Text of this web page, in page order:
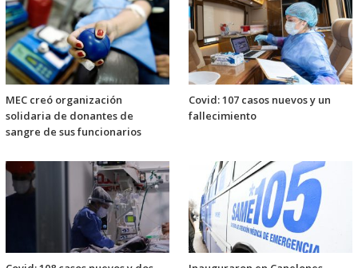
MEC creó organización
solidaria de donantes de
sangre de sus funcionarios
Covid: 107 casos nuevos y un
fallecimiento